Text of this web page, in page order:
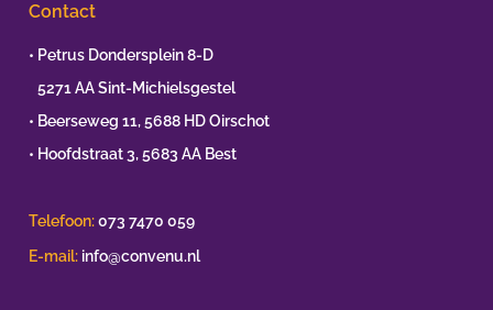
Contact
• Petrus Dondersplein 8-D
5271 AA Sint-Michielsgestel
• Beerseweg 11, 5688 HD Oirschot
• Hoofdstraat 3, 5683 AA Best
Telefoon:073 7470 059
E-mail: info@convenu.nl